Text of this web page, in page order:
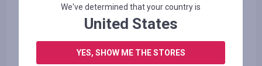
Виды экологически чистого
транспорта и польза от него
We've determined that your country is
United States
YES, SHOW ME THE STORES